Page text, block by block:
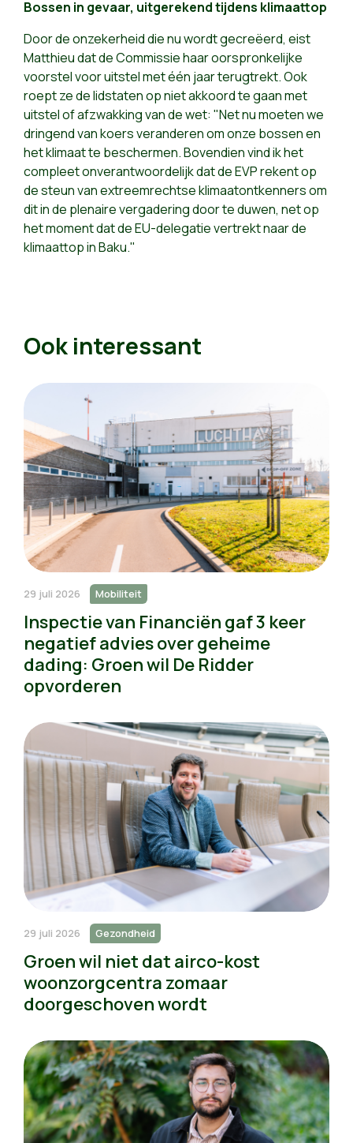
Bossen in gevaar, uitgerekend tijdens klimaattop
Door de onzekerheid die nu wordt gecreëerd, eist
Matthieu dat de Commissie haar oorspronkelijke
voorstel voor uitstel met één jaar terugtrekt. Ook
roept ze de lidstaten op niet akkoord te gaan met
uitstel of afzwakking van de wet: "Net nu moeten we
dringend van koers veranderen om onze bossen en
het klimaat te beschermen. Bovendien vind ik het
compleet onverantwoordelijk dat de EVP rekent op
de steun van extreemrechtse klimaatontkenners om
dit in de plenaire vergadering door te duwen, net op
het moment dat de EU-delegatie vertrekt naar de
klimaattop in Baku."
Ook interessant
29 juli 2026 Mobiliteit
Inspectie van Financiën gaf 3 keer
negatief advies over geheime
dading: Groen wil De Ridder
opvorderen
29 juli 2026 Gezondheid
Groen wil niet dat airco-kost
woonzorgcentra zomaar
doorgeschoven wordt